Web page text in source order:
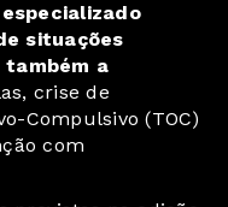
situações
a
crise de
Compulsivo (TOC)
com